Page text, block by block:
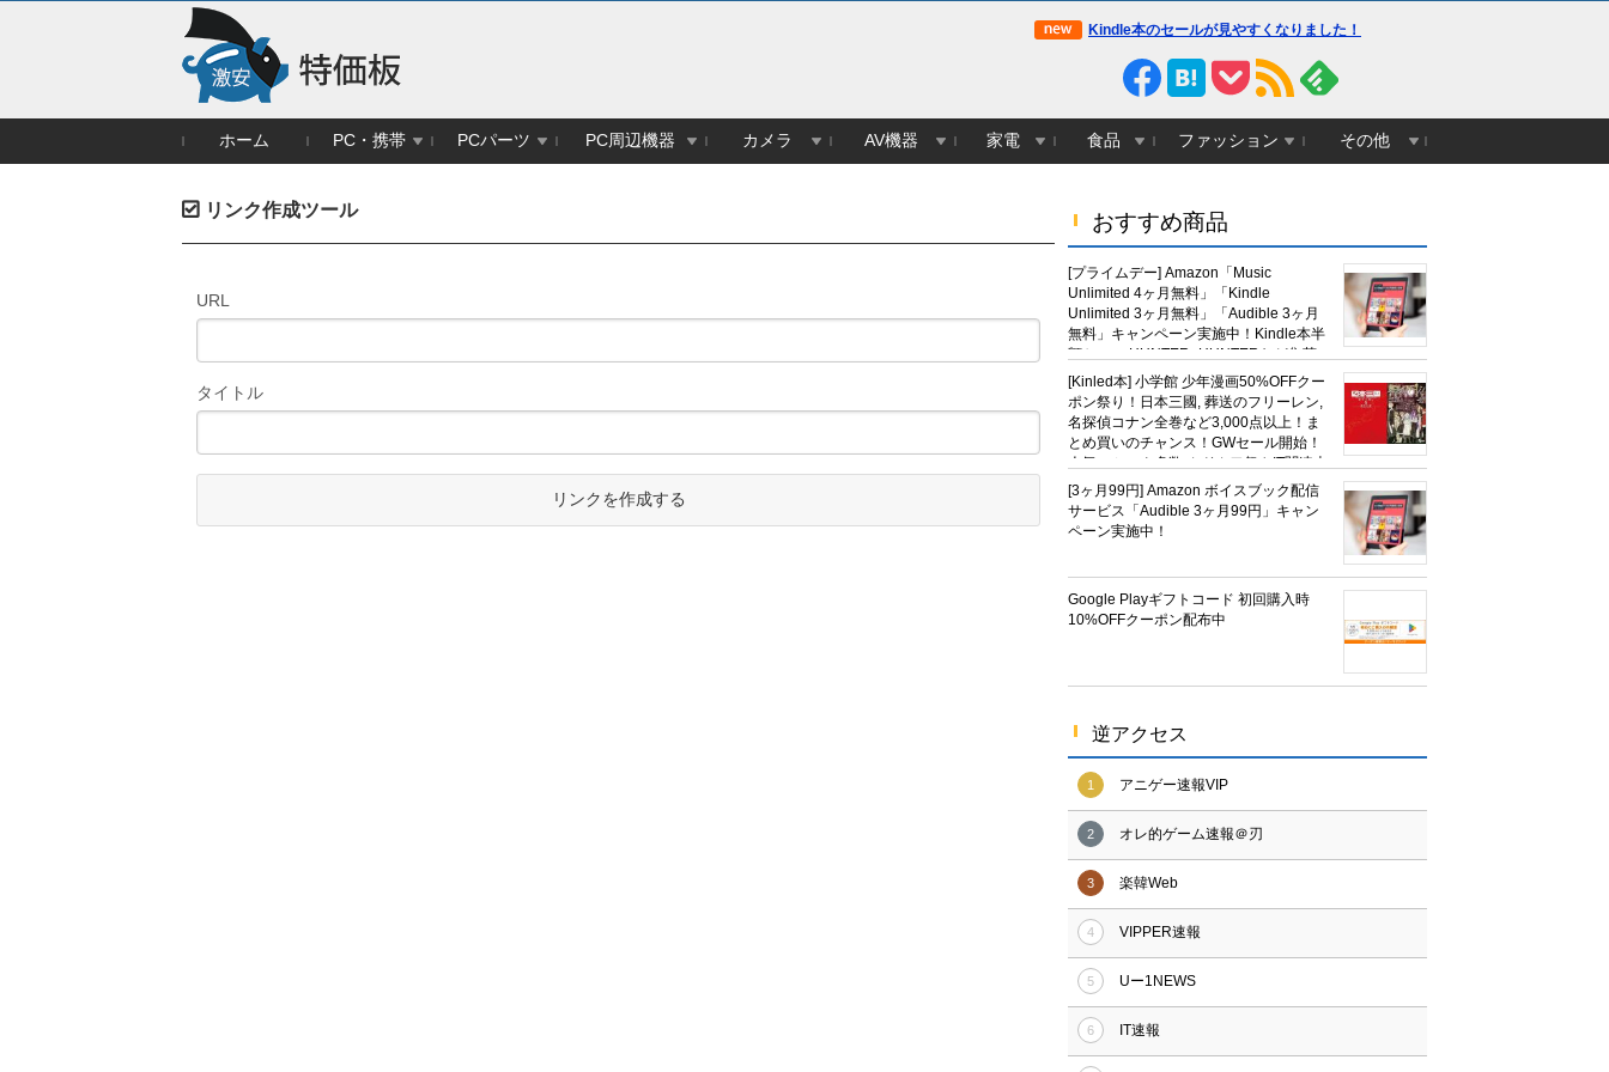
Kindle本のセールが見やすくなりました！
ホーム PC・携帯 PCパーツ PC周辺機器 カメラ AV機器 家電 食品 ファッション その他
おすすめ商品
[プライムデー] Amazon「Music
Unlimited 4ヶ月無料」「Kindle
Unlimited 3ヶ月無料」「Audible 3ヶ月
無料」キャンペーン実施中！Kindle本半
額セール HUNTER×HUNTERなど集英
社、無職転生,幼女戦記など
KADOKAWA、キャプテン翼100円セー
ルも！
[Kinled本] 小学館 少年漫画50%OFFクー
ポン祭り！日本三國, 葬送のフリーレン,
名探偵コナン全巻など3,000点以上！ま
とめ買いのチャンス！GWセール開始！
人気コミック多数 カドカワ祭やIT関連本
がセールに！
[3ヶ月99円] Amazon ボイスブック配信
サービス「Audible 3ヶ月99円」キャン
ペーン実施中！
Google Playギフトコード 初回購入時
10%OFFクーポン配布中
逆アクセス
1 アニゲー速報VIP
2 オレ的ゲーム速報＠刃
3 楽韓Web
4 VIPPER速報
5 Uー1NEWS
6 IT速報
リンク作成ツール
URL
タイトル
リンクを作成する